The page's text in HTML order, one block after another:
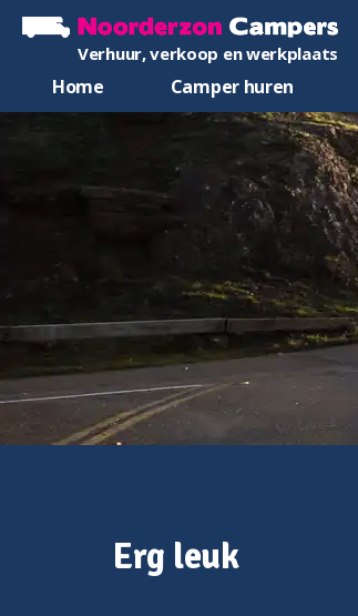
Verhuur, verkoop en werkplaats
Home Camper huren
Erg leuk